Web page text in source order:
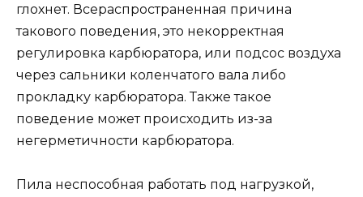
глохнет. Всераспространенная причина
такового поведения, это некорректная
регулировка карбюратора, или подсос воздуха
через сальники коленчатого вала либо
прокладку карбюратора. Также такое
поведение может происходить из-за
негерметичности карбюратора.
Пила неспособная работать под нагрузкой,